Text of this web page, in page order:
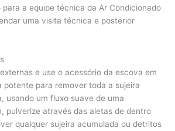
a equipe técnica da Ar Condicionado
uma visita técnica e posterior
e use o acessório da escova em
potente para remover toda a sujeira
usando um fluxo suave de uma
pulverize através das aletas de dentro
qualquer sujeira acumulada ou detritos